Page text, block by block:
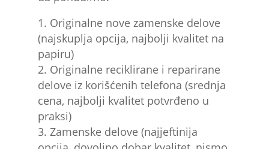
Originalne nove zamenske delove
(najskuplja opcija, najbolji kvalitet na
papiru)
Originalne reciklirane i reparirane
delove iz korišćenih telefona (srednja
cena, najbolji kvalitet potvrđeno u
praksi)
Zamenske delove (najjeftinija